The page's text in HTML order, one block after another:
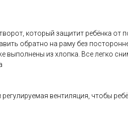
который защитит ребёнка от
обратно на раму без
выполнены из хлопка. Все легко
вентиляция, чтобы